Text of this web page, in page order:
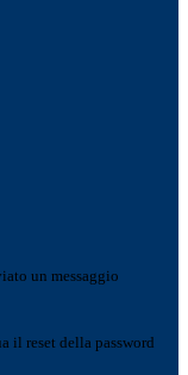
un messaggio
il reset della password